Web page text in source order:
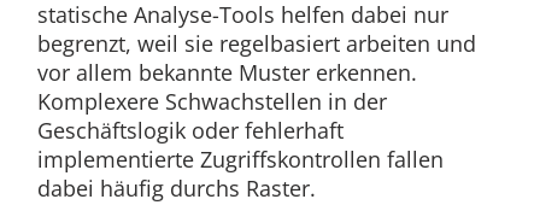
statische Analyse-Tools helfen dabei nur
begrenzt, weil sie regelbasiert arbeiten und
vor allem bekannte Muster erkennen.
Komplexere Schwachstellen in der
Geschäftslogik oder fehlerhaft
implementierte Zugriffskontrollen fallen
dabei häufig durchs Raster.